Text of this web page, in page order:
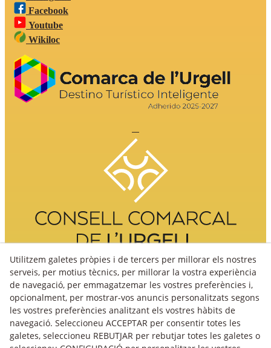
Facebook
Youtube
Wikiloc
Utilitzem galetes pròpies i de tercers per millorar els nostres
serveis, per motius tècnics, per millorar la vostra experiència
de navegació, per emmagatzemar les vostres preferències i,
opcionalment, per mostrar-vos anuncis personalitzats segons
les vostres preferències analitzant els vostres hàbits de
navegació. Seleccioneu ACCEPTAR per consentir totes les
galetes, seleccioneu REBUTJAR per rebutjar totes les galetes o